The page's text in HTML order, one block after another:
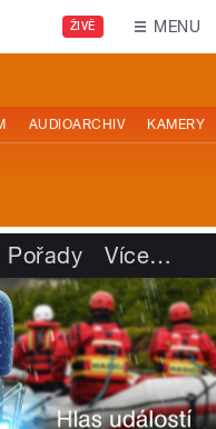
ŽIVĚ MENU
AUDIOARCHIV KAMERY
Pořady Více…